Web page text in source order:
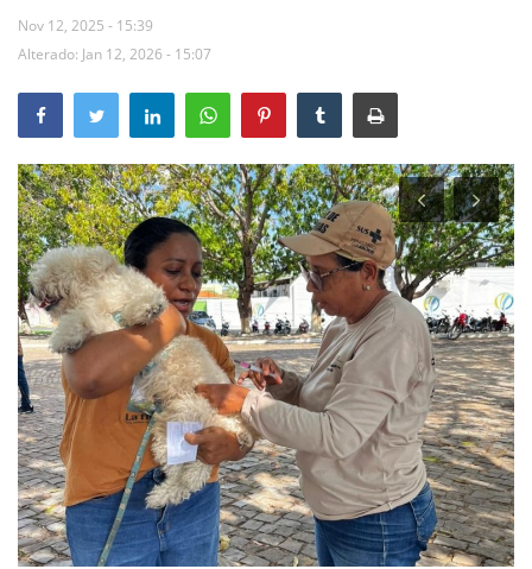
Secretarias e Órgãos
Mural de Licitações
Vídeos
Webmail
Contato
Nov 12, 2025 - 15:39
Alterado: Jan 12, 2026 - 15:07